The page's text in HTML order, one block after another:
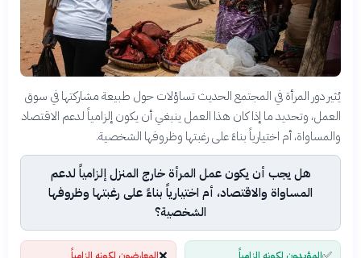
يُثير دور المرأة في المجتمع الحديث تساؤلات حول طبيعة مشاركتها في سوق
العمل، وتحديد ما إذا كان هذا العمل ينبغي أن يكون إلزامياً لدعم الاقتصاد
والمساواة، أم اختيارياً بناءً على رغبتها وظروفها الشخصية.
هل يجب أن يكون عمل المرأة خارج المنزل إلزامياً لدعم
المساواة والاقتصاد، أم اختيارياً بناءً على رغبتها وظروفها
الشخصية؟